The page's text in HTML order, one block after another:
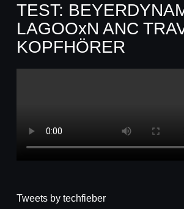
TEST:
LAGOOxN ANC
KOPFHÖRER
Tweets by techfieber